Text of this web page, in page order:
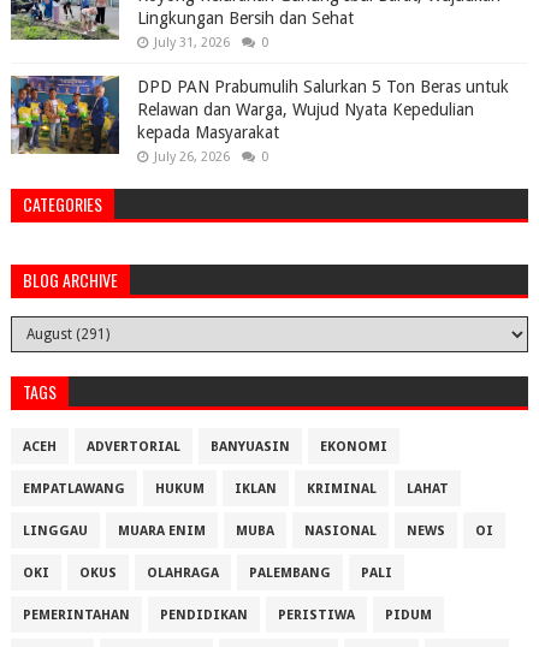
Lingkungan Bersih dan Sehat
July 31, 2026 0
DPD PAN Prabumulih Salurkan 5 Ton Beras untuk
Relawan dan Warga, Wujud Nyata Kepedulian
kepada Masyarakat
July 26, 2026 0
CATEGORIES
BLOG ARCHIVE
TAGS
ACEH ADVERTORIAL BANYUASIN EKONOMI
EMPATLAWANG HUKUM IKLAN KRIMINAL LAHAT
LINGGAU MUARA ENIM MUBA NASIONAL NEWS OI
OKI OKUS OLAHRAGA PALEMBANG PALI
PEMERINTAHAN PENDIDIKAN PERISTIWA PIDUM